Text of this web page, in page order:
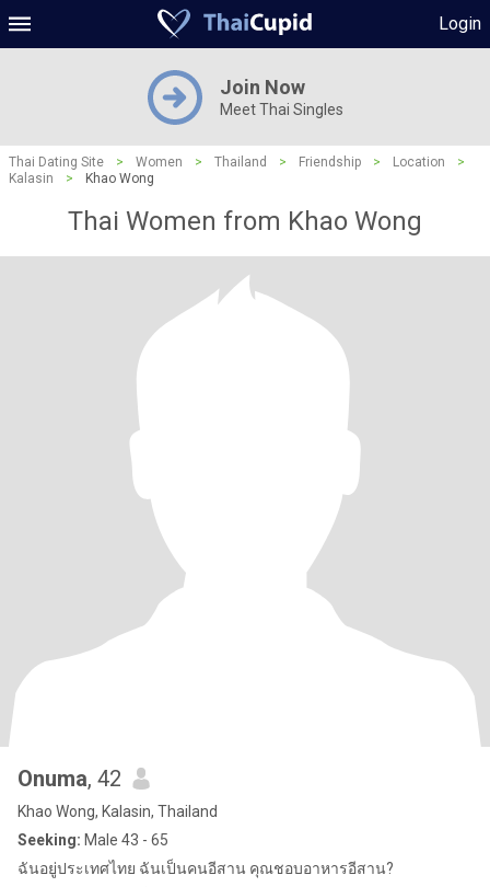
Login
Join Now
Meet Thai Singles
Thai Dating Site > Women > Thailand > Friendship > Location
>
Kalasin
> Khao Wong
Thai Women from Khao Wong
Onuma, 42
Khao Wong, Kalasin, Thailand
Seeking: Male 43 - 65
ฉันอยู่ประเทศไทย ฉันเป็นคนอีสาน คุณชอบอาหารอีสาน?